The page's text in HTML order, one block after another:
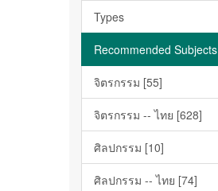
Types
Recommended Subjects
จิตรกรรม [55]
จิตรกรรม -- ไทย [628]
ศิลปกรรม [10]
ศิลปกรรม -- ไทย [74]